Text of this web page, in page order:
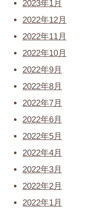
2023年1月
2022年12月
2022年11月
2022年10月
2022年9月
2022年8月
2022年7月
2022年6月
2022年5月
2022年4月
2022年3月
2022年2月
2022年1月